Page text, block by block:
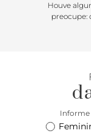
Houve
preocupe:
Informe